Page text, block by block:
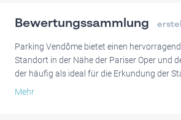
Bewertungssammlung
Parking Vendôme bietet einen
Standort in der Nähe der Pariser Oper und
der häufig als ideal für die Erkundung der
Viele Gäste fanden die Parkplätze
Mehr